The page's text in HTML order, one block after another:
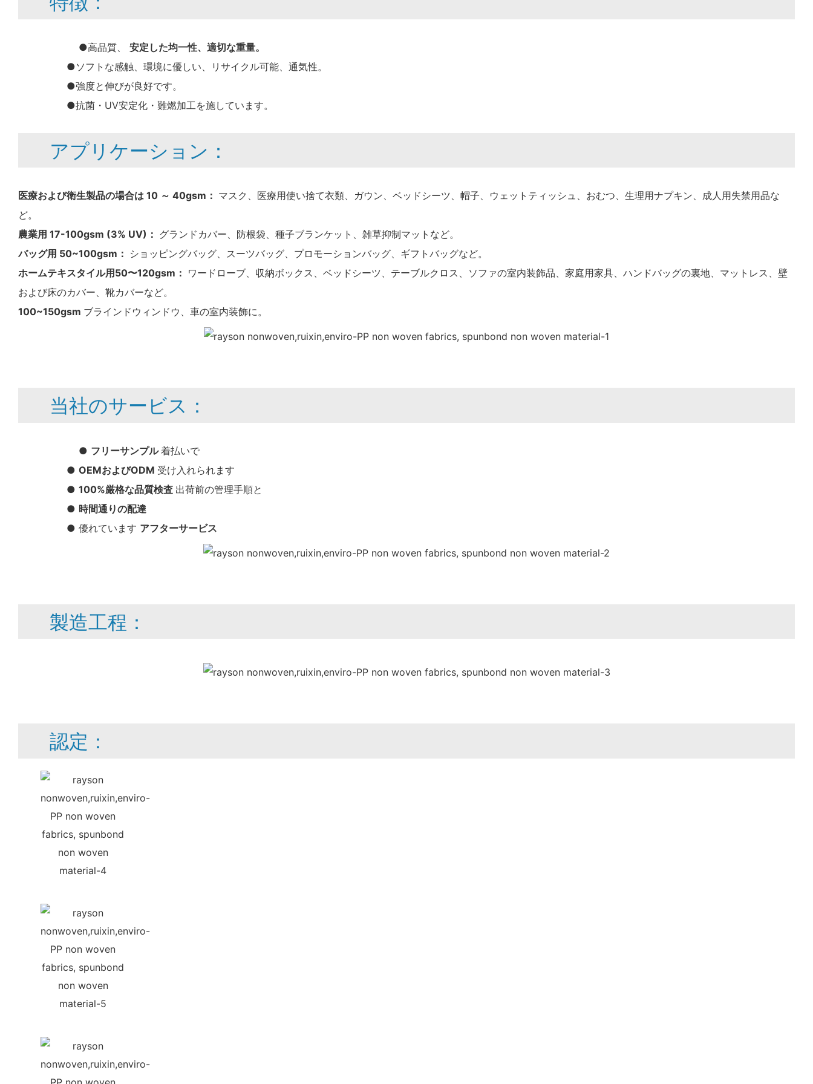
●高品質、 安定した均一性、適切な重量。
●ソフトな感触、環境に優しい、リサイクル可能、通気性。
●強度と伸びが良好です。
●抗菌・UV安定化・難燃加工を施しています。
アプリケーション：
医療および衛生製品の場合は 10 ～ 40gsm： マスク、医療用使い捨て衣類、ガウン、ベッドシーツ、帽子、ウェットティッシュ、おむつ、生理用ナプキン、成人用失禁用品な
ど。
農業用 17-100gsm (3% UV)： グランドカバー、防根袋、種子ブランケット、雑草抑制マットなど。
バッグ用 50~100gsm： ショッピングバッグ、スーツバッグ、プロモーションバッグ、ギフトバッグなど。
ホームテキスタイル用50〜120gsm： ワードローブ、収納ボックス、ベッドシーツ、テーブルクロス、ソファの室内装飾品、家庭用家具、ハンドバッグの裏地、マットレス、壁
および床のカバー、靴カバーなど。
100~150gsm ブラインドウィンドウ、車の室内装飾に。
当社のサービス：
● フリーサンプル着払いで
● OEMおよびODM 受け入れられます
● 100%厳格な品質検査 出荷前の管理手順と
● 時間通りの配達
● 優れています アフターサービス
製造工程：
認定：